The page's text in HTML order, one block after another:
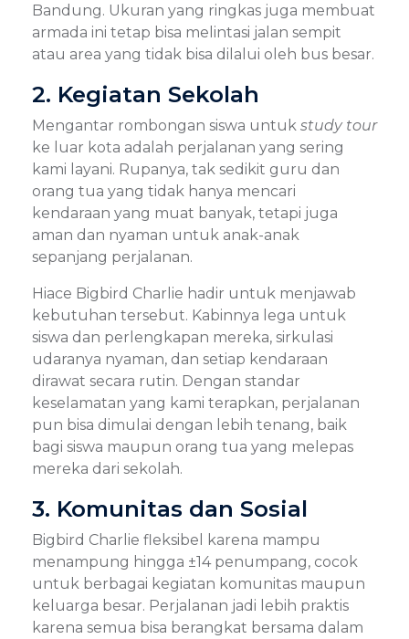
Bandung. Ukuran yang ringkas juga membuat
armada ini tetap bisa melintasi jalan sempit
atau area yang tidak bisa dilalui oleh bus besar.
2. Kegiatan Sekolah
Mengantar rombongan siswa untuk study tour
ke luar kota adalah perjalanan yang sering
kami layani. Rupanya, tak sedikit guru dan
orang tua yang tidak hanya mencari
kendaraan yang muat banyak, tetapi juga
aman dan nyaman untuk anak-anak
sepanjang perjalanan.
Hiace Bigbird Charlie hadir untuk menjawab
kebutuhan tersebut. Kabinnya lega untuk
siswa dan perlengkapan mereka, sirkulasi
udaranya nyaman, dan setiap kendaraan
dirawat secara rutin. Dengan standar
keselamatan yang kami terapkan, perjalanan
pun bisa dimulai dengan lebih tenang, baik
bagi siswa maupun orang tua yang melepas
mereka dari sekolah.
3. Komunitas dan Sosial
Bigbird Charlie fleksibel karena mampu
menampung hingga ±14 penumpang, cocok
untuk berbagai kegiatan komunitas maupun
keluarga besar. Perjalanan jadi lebih praktis
karena semua bisa berangkat bersama dalam